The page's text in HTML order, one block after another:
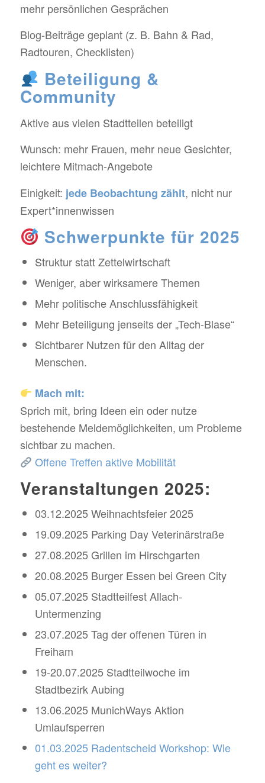
mehr persönlichen Gesprächen
Blog-Beiträge geplant (z. B. Bahn & Rad,
Radtouren, Checklisten)
Beteiligung &
Community
Aktive aus vielen Stadtteilen beteiligt
Wunsch: mehr Frauen, mehr neue Gesichter,
leichtere Mitmach-Angebote
Einigkeit: jede Beobachtung zählt, nicht nur
Expert*innenwissen
Schwerpunkte für 2025
Struktur statt Zettelwirtschaft
Weniger, aber wirksamere Themen
Mehr politische Anschlussfähigkeit
Mehr Beteiligung jenseits der „Tech-Blase“
Sichtbarer Nutzen für den Alltag der
Menschen.
Mach mit:
Sprich mit, bring Ideen ein oder nutze
bestehende Meldemöglichkeiten, um Probleme
sichtbar zu machen.
Offene Treffen aktive Mobilität
Veranstaltungen 2025:
03.12.2025 Weihnachtsfeier 2025
19.09.2025 Parking Day Veterinärstraße
27.08.2025 Grillen im Hirschgarten
20.08.2025 Burger Essen bei Green City
05.07.2025 Stadtteilfest Allach-
Untermenzing
23.07.2025 Tag der offenen Türen in
Freiham
19-20.07.2025 Stadtteilwoche im
Stadtbezirk Aubing
13.06.2025 MunichWays Aktion
Umlaufsperren
01.03.2025 Radentscheid Workshop: Wie
geht es weiter?